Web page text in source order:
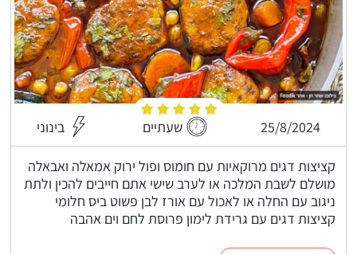
25/8/2024 שעתיים בינוני
קציצות דגים מרוקאיות עם חומוס ופול ירוק אמאלה ואבאלה
מושלם לשבת המלכה או לערב שישי אתם חייבים להכין ולתת
ניגוב עם החלה או לאכול עם אורז לבן פשוט ביס חלומי
קציצות דגים עם גרידת לימון פרוסת לחם וים אהבה